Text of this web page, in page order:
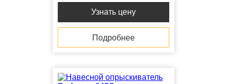
Узнать цену
Подробнее